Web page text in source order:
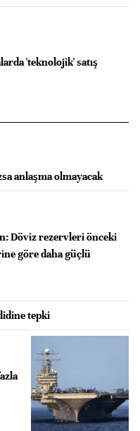
'teknolojik' satış
anlaşma olmayacak
Döviz rezervleri önceki
göre daha güçlü
tepki